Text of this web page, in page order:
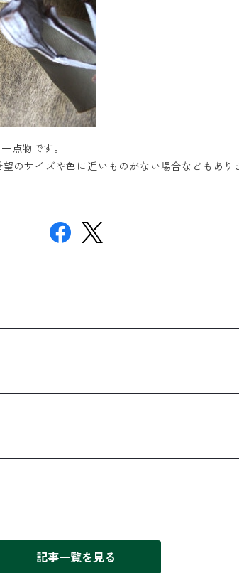
点物です。
のサイズや色に近いものがない場合などもあ
記事一覧を見る